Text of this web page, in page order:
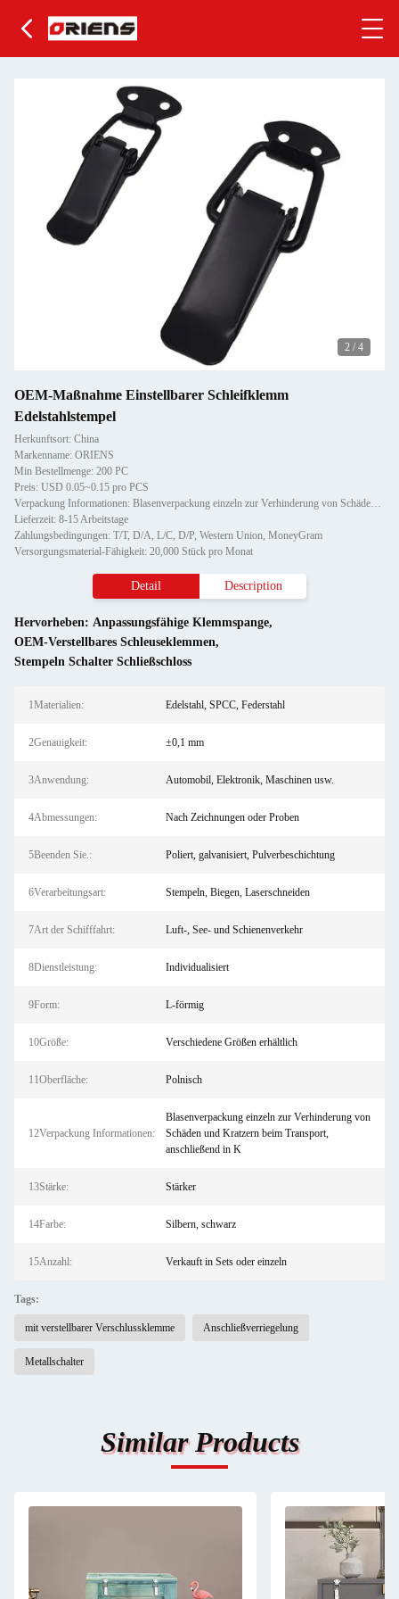
2 / 4
OEM-Maßnahme Einstellbarer Schleifklemm
Edelstahlstempel
Herkunftsort: China
Markenname: ORIENS
Min Bestellmenge: 200 PC
Preis: USD 0.05~0.15 pro PCS
Verpackung Informationen: Blasenverpackung einzeln zur Verhinderung von Schäden und Kratzern beim Transport, anschließend in K
Lieferzeit: 8-15 Arbeitstage
Zahlungsbedingungen: T/T, D/A, L/C, D/P, Western Union, MoneyGram
Versorgungsmaterial-Fähigkeit: 20,000 Stück pro Monat
Detail Description
Hervorheben: Anpassungsfähige Klemmspange,
OEM-Verstellbares Schleuseklemmen,
Stempeln Schalter Schließschloss
1Materialien: Edelstahl, SPCC, Federstahl
2Genauigkeit: ±0,1 mm
3Anwendung: Automobil, Elektronik, Maschinen usw.
4Abmessungen: Nach Zeichnungen oder Proben
5Beenden Sie.: Poliert, galvanisiert, Pulverbeschichtung
6Verarbeitungsart: Stempeln, Biegen, Laserschneiden
7Art der Schifffahrt: Luft-, See- und Schienenverkehr
8Dienstleistung: Individualisiert
9Form: L-förmig
10Größe: Verschiedene Größen erhältlich
11Oberfläche: Polnisch
12Verpackung Informationen:
Blasenverpackung einzeln zur Verhinderung von
Schäden und Kratzern beim Transport,
anschließend in K
13Stärke: Stärker
14Farbe: Silbern, schwarz
15Anzahl: Verkauft in Sets oder einzeln
Tags:
mit verstellbarer Verschlussklemme Anschließverriegelung
Metallschalter
Similar Products